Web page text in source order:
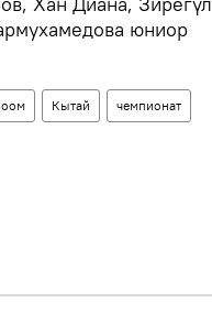
юниор
Кытай чемпионат